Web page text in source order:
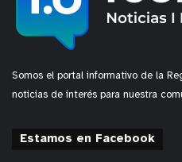
Somos el portal informativo de la
noticias de interés para nuestra
Estamos en Facebook